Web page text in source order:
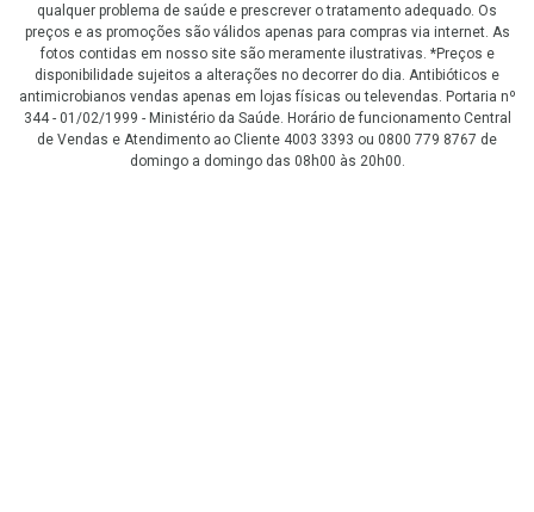
qualquer problema de saúde e prescrever o tratamento adequado. Os
preços e as promoções são válidos apenas para compras via internet. As
fotos contidas em nosso site são meramente ilustrativas. *Preços e
disponibilidade sujeitos a alterações no decorrer do dia. Antibióticos e
antimicrobianos vendas apenas em lojas físicas ou televendas. Portaria nº
344 - 01/02/1999 - Ministério da Saúde. Horário de funcionamento Central
de Vendas e Atendimento ao Cliente 4003 3393 ou 0800 779 8767 de
domingo a domingo das 08h00 às 20h00.